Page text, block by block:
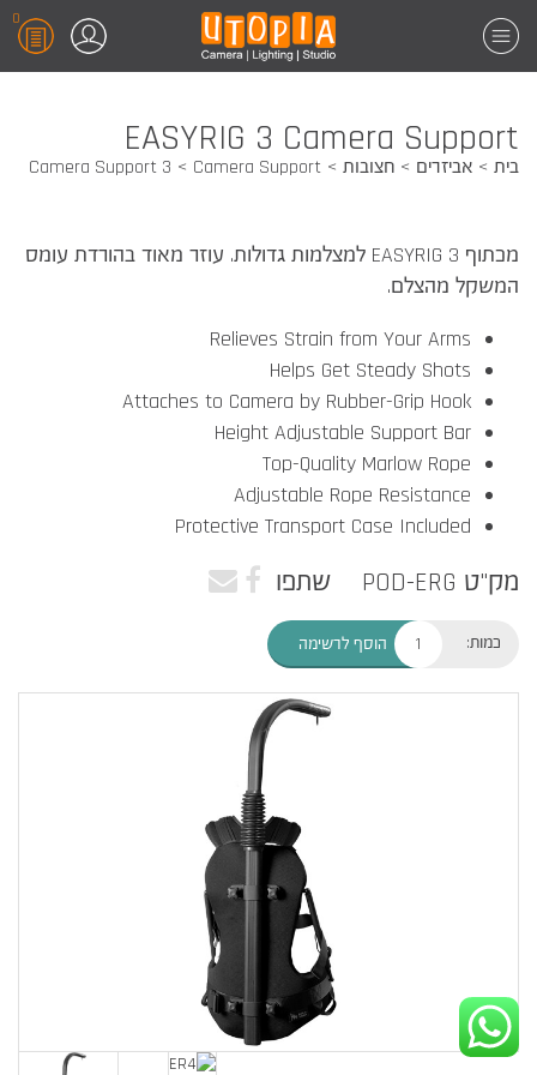
0
EASYRIG 3 Camera Support
בית אביזרים חצובות Camera Support
3 Camera Support
מכתוף 3 EASYRIG למצלמות גדולות. עוזר מאוד בהורדת עומס
המשקל מהצלם.
Relieves Strain from Your Arms
Helps Get Steady Shots
Attaches to Camera by Rubber-Grip Hook
Height Adjustable Support Bar
Top-Quality Marlow Rope
Adjustable Rope Resistance
Protective Transport Case Included
מק"ט POD-ERG שתפו
כמות: הוסף לרשימה